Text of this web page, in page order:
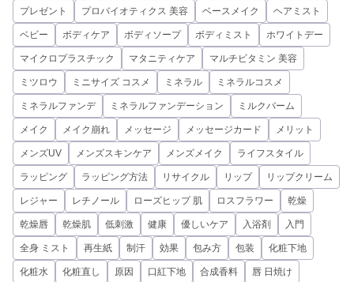
プレゼント プロバイオティクス 美容 ベースメイク ヘアミスト
ベビー ボディケア ボディソープ ボディミスト ホワイトデー
マイクロプラスチック マタニティケア マルチビタミン 美容
ミツロウ ミニサイズ コスメ ミネラル ミネラルコスメ
ミネラルファンデ ミネラルファンデーション ミルクバーム
メイク メイク崩れ メッセージ メッセージカード メリット
メンズUV メンズスキンケア メンズメイク ライフスタイル
ラッピング ラッピング方法 リサイクル リップ リップクリーム
レジャー レチノール ローズヒップ 肌 ロスフラワー 乾燥
乾燥唇 乾燥肌 低刺激 健康 優しいケア 入浴剤 入門
全身 ミスト 再生紙 制汗 効果 包み方 包装 化粧下地
化粧水 化粧直し 原因 口紅下地 合成香料 唇 日焼け